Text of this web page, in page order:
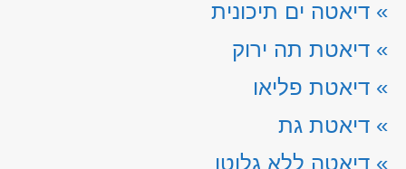
» דיאטה ים תיכונית
» דיאטת תה ירוק
» דיאטת פליאו
» דיאטת גת
» דיאטה ללא גלוטן